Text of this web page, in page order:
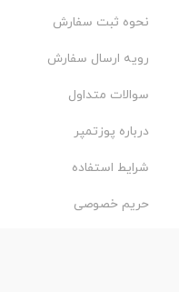
نحوه ثبت سفارش
رویه ارسال سفارش
سوالات متداول
درباره پوزتمپر
شرایط استفاده
حریم خصوصی